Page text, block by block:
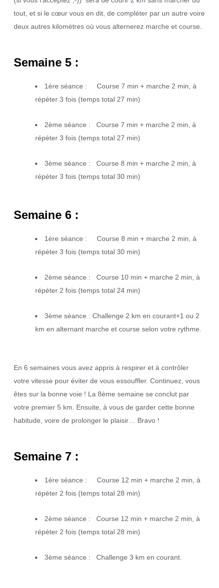
tout, et si le cœur vous en dit, de compléter par un autre voire
deux autres kilomètres où vous alternerez marche et course.
Semaine 5 :
1ère séance : Course 7 min + marche 2 min, à
répéter 3 fois (temps total 27 min)
2ème séance : Course 7 min + marche 2 min, à
répéter 3 fois (temps total 27 min)
3ème séance : Course 8 min + marche 2 min, à
répéter 3 fois (temps total 30 min)
Semaine 6 :
1ère séance : Course 8 min + marche 2 min, à
répéter 3 fois (temps total 30 min)
2ème séance : Course 10 min + marche 2 min, à
répéter 2 fois (temps total 24 min)
3ème séance : Challenge 2 km en courant+1 ou 2
km en alternant marche et course selon votre rythme.
En 6 semaines vous avez appris à respirer et à contrôler
votre vitesse pour éviter de vous essouffler. Continuez, vous
êtes sur la bonne voie ! La 8ème semaine se conclut par
votre premier 5 km. Ensuite, à vous de garder cette bonne
habitude, voire de prolonger le plaisir… Bravo !
Semaine 7 :
1ère séance : Course 12 min + marche 2 min, à
répéter 2 fois (temps total 28 min)
2ème séance : Course 12 min + marche 2 min, à
répéter 2 fois (temps total 28 min)
3ème séance : Challenge 3 km en courant.